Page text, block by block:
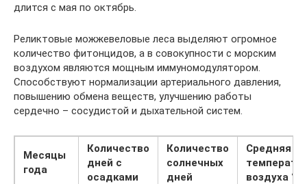
длится с мая по октябрь.
Реликтовые можжевеловые леса выделяют огромное
количество фитонцидов, а в совокупности с морским
воздухом являются мощным иммуномодулятором.
Способствуют нормализации артериального давления,
повышению обмена веществ, улучшению работы
сердечно – сосудистой и дыхательной систем.
Месяцы
года
Количество
дней с
осадками
Количество
солнечных
дней
Средняя
воздуха °C